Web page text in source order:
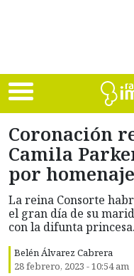
Coronación
Camila
por
La reina Consorte
el gran día de su
con la difunta princesa.
Belén Álvarez Cabrera
28 febrero, 2023 - 10:54 am